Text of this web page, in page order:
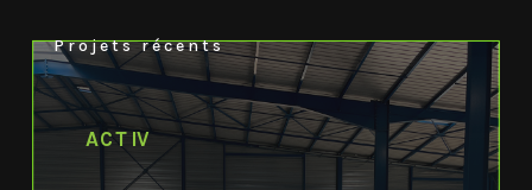
Projets récents
ACTIV